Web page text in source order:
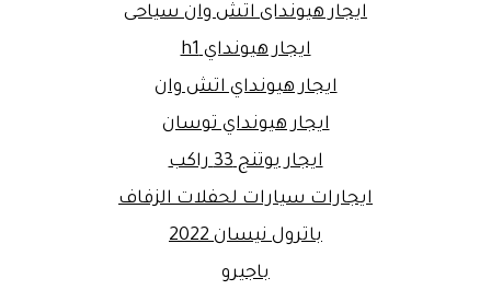
ايجار هيونداى اتش وان سياحى
ايجار هيونداي h1
ايجار هيونداي اتش وان
ايجار هيونداي توسان
ايجار يوتنج 33 راكب
ايجارات سيارات لحفلات الزفاف
باترول نيسان 2022
باجيرو